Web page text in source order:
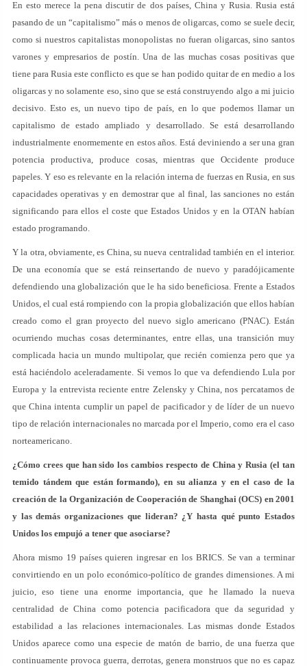
En esto merece la pena discutir de dos países, China y Rusia. Rusia está
pasando de un “capitalismo” más o menos de oligarcas, como se suele decir,
como si nuestros capitalistas monopolistas no fueran oligarcas, sino santos
varones y empresarios de postín. Una de las muchas cosas positivas que
tiene para Rusia este conflicto es que se han podido quitar de en medio a los
oligarcas y no solamente eso, sino que se está construyendo algo a mi juicio
decisivo. Esto es, un nuevo tipo de país, en lo que podemos llamar un
capitalismo de estado ampliado y desarrollado. Se está desarrollando
industrialmente enormemente en estos años. Está deviniendo a ser una gran
potencia productiva, produce cosas, mientras que Occidente produce
papeles. Y eso es relevante en la relación interna de fuerzas en Rusia, en sus
capacidades operativas y en demostrar que al final, las sanciones no están
significando para ellos el coste que Estados Unidos y en la OTAN habían
estado programando.
Y la otra, obviamente, es China, su nueva centralidad también en el interior.
De una economía que se está reinsertando de nuevo y paradójicamente
defendiendo una globalización que le ha sido beneficiosa. Frente a Estados
Unidos, el cual está rompiendo con la propia globalización que ellos habían
creado como el gran proyecto del nuevo siglo americano (PNAC). Están
ocurriendo muchas cosas determinantes, entre ellas, una transición muy
complicada hacia un mundo multipolar, que recién comienza pero que ya
está haciéndolo aceleradamente. Si vemos lo que va defendiendo Lula por
Europa y la entrevista reciente entre Zelensky y China, nos percatamos de
que China intenta cumplir un papel de pacificador y de líder de un nuevo
tipo de relación internacionales no marcada por el Imperio, como era el caso
norteamericano.
¿Cómo crees que han sido los cambios respecto de China y Rusia (el tan
temido tándem que están formando), en su alianza y en el caso de la
creación de la Organización de Cooperación de Shanghai (OCS) en 2001
y las demás organizaciones que lideran? ¿Y hasta qué punto Estados
Unidos los empujó a tener que asociarse?
Ahora mismo 19 países quieren ingresar en los BRICS. Se van a terminar
convirtiendo en un polo económico-político de grandes dimensiones. A mi
juicio, eso tiene una enorme importancia, que he llamado la nueva
centralidad de China como potencia pacificadora que da seguridad y
estabilidad a las relaciones internacionales. Las mismas donde Estados
Unidos aparece como una especie de matón de barrio, de una fuerza que
continuamente provoca guerra, derrotas, genera monstruos que no es capaz